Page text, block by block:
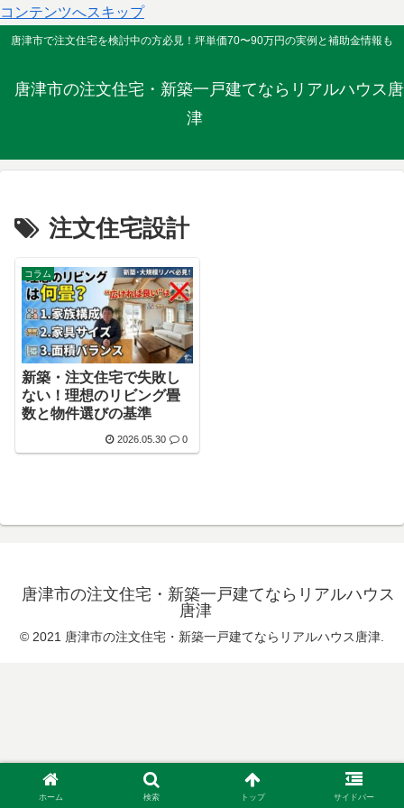
コンテンツへスキップ
唐津市で注文住宅を検討中の方必見！坪単価70〜90万円の実例と補助金情報も
唐津市の注文住宅・新築一戸建てならリアルハウス唐
津
注文住宅設計
コラム
新築・注文住宅で失敗し
ない！理想のリビング畳
数と物件選びの基準
2026.05.30 0
唐津市の注文住宅・新築一戸建てならリアルハウス
唐津
© 2021 唐津市の注文住宅・新築一戸建てならリアルハウス唐津.
ホーム 検索 トップ サイドバー